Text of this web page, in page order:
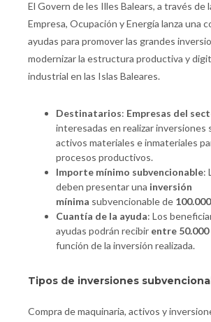
El Govern de les Illes Balears, a través de
Empresa, Ocupación y Energía lanza una
ayudas para promover las grandes
modernizar la estructura productiva y
industrial en las Islas Baleares.
Destinatarios: Empresas del
interesadas en realizar inversiones
activos materiales e inmateriales
procesos productivos.
Importe mínimo subvencionable:
deben presentar una inversión
mínima subvencionable de
Cuantía de la ayuda: Los
ayudas podrán recibir entre 50.000
función de la inversión realizada.
Tipos de inversiones
Compra de maquinaria, activos y